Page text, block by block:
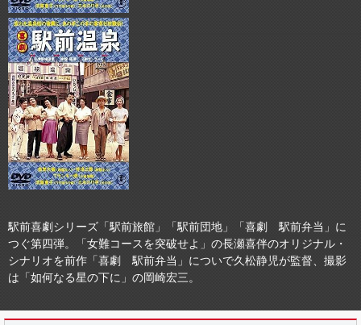
駅前喜劇シリーズ「駅前旅館」「駅前団地」「喜劇 駅前弁当」に
つぐ第四弾。「女難コースを突破せよ」の長瀬喜伴のオリジナル・
シナリオを前作「喜劇 駅前弁当」についで久松静児が監督、撮影
は「如何なる星の下に」の岡崎宏三。